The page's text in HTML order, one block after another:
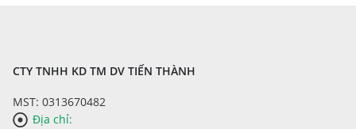
CTY TNHH KD TM DV TIẾN THÀNH
MST: 0313670482
Địa chỉ: